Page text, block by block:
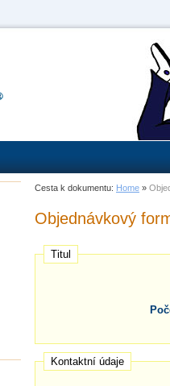
Cesta k dokumentu: Home »
Objednávkový
Titul
Kontaktní údaje